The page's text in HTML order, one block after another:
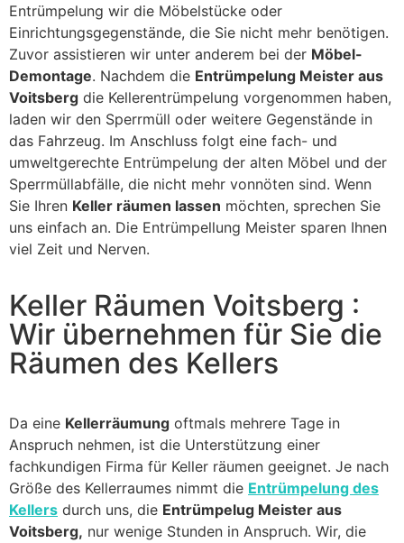
Entrümpelung wir die Möbelstücke oder
Einrichtungsgegenstände, die Sie nicht mehr benötigen.
Zuvor assistieren wir unter anderem bei der Möbel-
Demontage. Nachdem die Entrümpelung Meister aus
Voitsberg die Kellerentrümpelung vorgenommen haben,
laden wir den Sperrmüll oder weitere Gegenstände in
das Fahrzeug. Im Anschluss folgt eine fach- und
umweltgerechte Entrümpelung der alten Möbel und der
Sperrmüllabfälle, die nicht mehr vonnöten sind. Wenn
Sie Ihren Keller räumen lassen möchten, sprechen Sie
uns einfach an. Die Entrümpellung Meister sparen Ihnen
viel Zeit und Nerven.
Keller Räumen Voitsberg :
Wir übernehmen für Sie die
Räumen des Kellers
Da eine Kellerräumung oftmals mehrere Tage in
Anspruch nehmen, ist die Unterstützung einer
fachkundigen Firma für Keller räumen geeignet. Je nach
Größe des Kellerraumes nimmt die Entrümpelung des
Kellers durch uns, die Entrümpelug Meister aus
Voitsberg, nur wenige Stunden in Anspruch. Wir, die